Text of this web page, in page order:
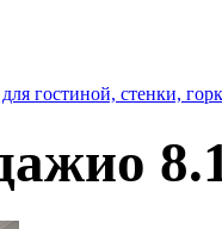
гостиной, стенки,